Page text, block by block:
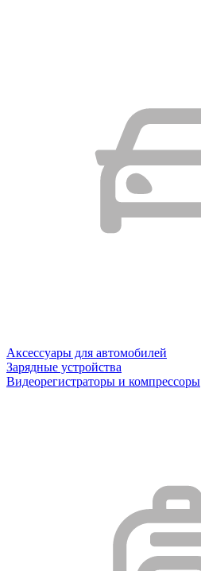
Аксессуары для автомобилей
Зарядные устройства
Видеорегистраторы и компрессоры